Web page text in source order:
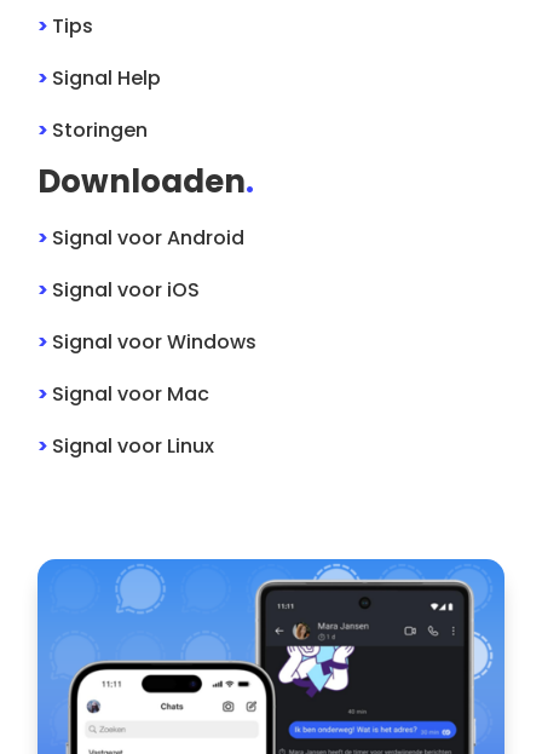
> Tips
> Signal Help
> Storingen
Downloaden.
> SignalvoorAndroid
> Signalvoor iOS
> SignalvoorWindows
> Signalvoor Mac
> Signalvoor Linux